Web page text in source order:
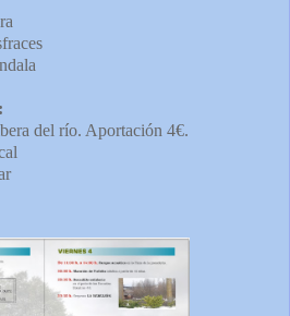
del río. Aportación 4€.